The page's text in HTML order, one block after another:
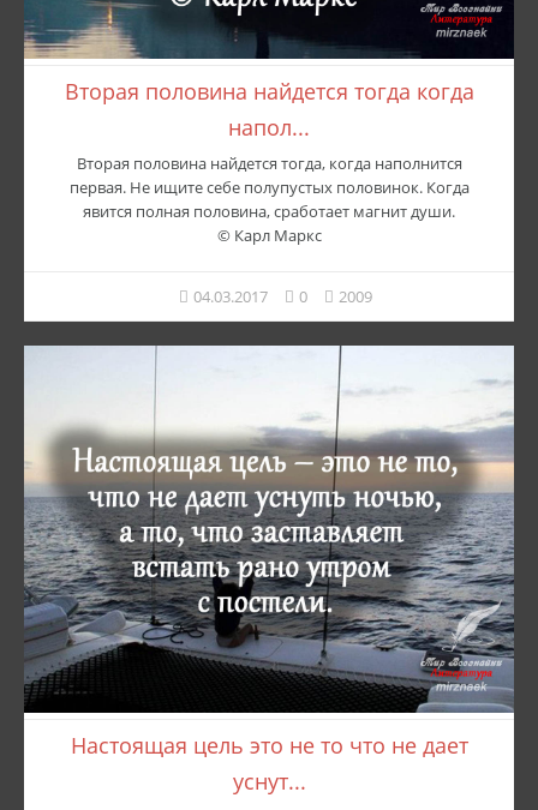
Вторая половина найдется тогда когда
напол...
Вторая половина найдется тогда, когда наполнится
первая. Не ищите себе полупустых половинок. Когда
явится полная половина, сработает магнит души.
© Карл Маркс
04.03.2017 0 2009
Настоящая цель это не то что не дает
уснут...